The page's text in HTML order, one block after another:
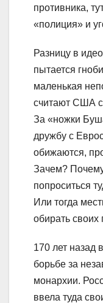
противника,
«полиция» и
Разницу в
пытается
маленькая
считают США
За «ножки
дружбу с
обижаются,
Зачем?
попроситься
Или тогда
обирать своих
170 лет назад
борьбе за
монархии.
ввела туда